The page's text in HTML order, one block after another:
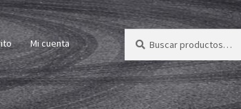
Mi cuenta
Buscar
por:
Buscar